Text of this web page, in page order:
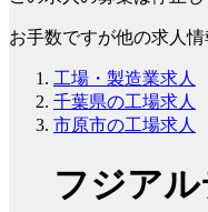
お手数ですが他の求人情
工場・製造業求人
千葉県の工場求人
市原市の工場求人
フジア